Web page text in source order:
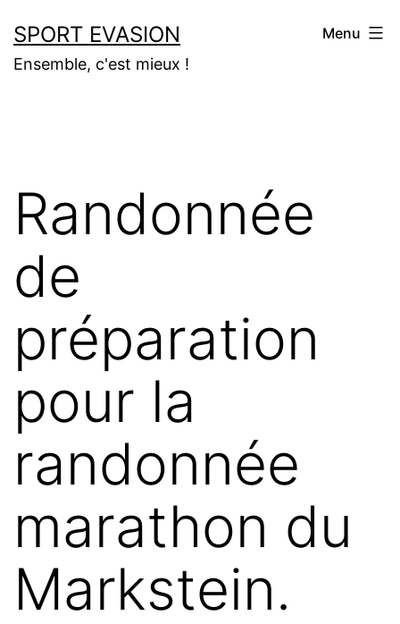
au
contenu
SPORT EVASION
Ensemble, c'est mieux !
Menu
Randonnée
de
préparation
pour la
randonnée
marathon du
Markstein.